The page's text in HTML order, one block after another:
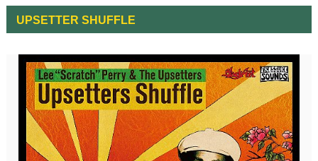
UPSETTER SHUFFLE